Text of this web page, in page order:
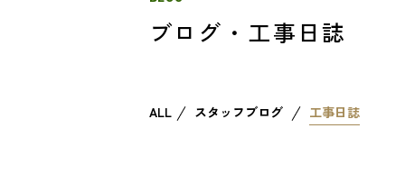
ブログ・工事日誌
ALL スタッフブログ 工事日誌